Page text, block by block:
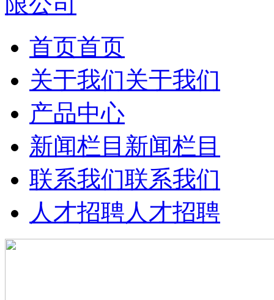
首页首页
关于我们关于我们
产品中心
新闻栏目 新闻栏目
联系我们联系我们
人才招聘人才招聘